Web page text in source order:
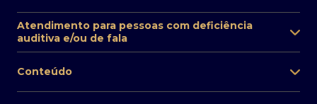
Atendimento para pessoas com deficiência
auditiva e/ou de fala
Conteúdo